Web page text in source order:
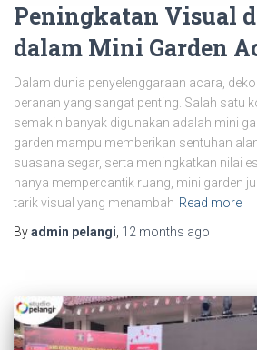
Peningkatan Visual
dalam Mini Garden
Dalam dunia penyelenggaraan acara,
peranan yang sangat penting. Salah satu
semakin banyak digunakan adalah mini
garden mampu memberikan sentuhan
suasana segar, serta meningkatkan nilai
hanya mempercantik ruang, mini garden
tarik visual yang menambah Read more
Byadmin pelangi, 12 months ago